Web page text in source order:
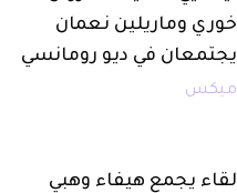
خوري وماريلين نعمان
يجتمعان في ديو رومانسي
ميكس
لقاء يجمع هيفاء وهبي